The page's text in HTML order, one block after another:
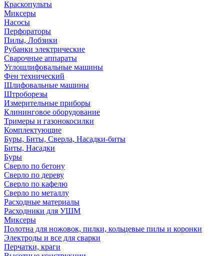
Краскопульты
Миксеры
Насосы
Перфораторы
Пилы, Лобзики
Рубанки электрические
Сварочные аппараты
Углошлифовальные машины
Фен технический
Шлифовальные машины
Штроборезы
Измерительные приборы
Клининговое оборудование
Тримеры и газонокосилки
Комплектующие
Буры, Биты, Сверла, Насадки-биты
Биты, Насадки
Буры
Сверло по бетону
Сверло по дереву
Сверло по кафелю
Сверло по металлу
Расходные материалы
Расходники для УШМ
Миксеры
Полотна для ножовок, пилки, кольцевые пилы и коронки
Электроды и все для сварки
Перчатки, краги